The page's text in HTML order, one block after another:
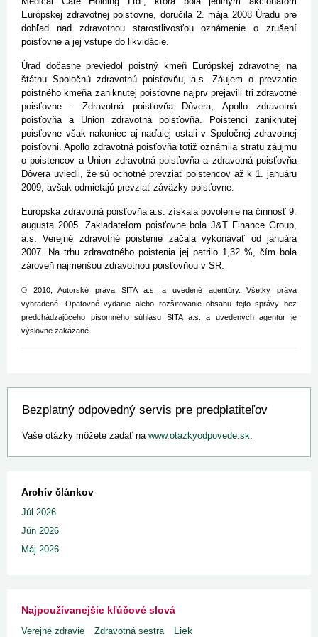
Európskej zdravotnej poisťovne, doručila 2. mája 2008 Úradu pre
dohľad nad zdravotnou starostlivosťou oznámenie o zrušení
poisťovne a jej vstupe do likvidácie.
Úrad dočasne previedol poistný kmeň Európskej zdravotnej na
štátnu Spoločnú zdravotnú poisťovňu, a.s. Záujem o prevzatie
poistného kmeňa zaniknutej poisťovne najprv prejavili tri zdravotné
poisťovne - Zdravotná poisťovňa Dôvera, Apollo zdravotná
poisťovňa a Union zdravotná poisťovňa. Poistenci zaniknutej
poisťovne však nakoniec aj naďalej ostali v Spoločnej zdravotnej
poisťovni. Apollo zdravotná poisťovňa totiž oznámila stratu záujmu
o poistencov a Union zdravotná poisťovňa a zdravotná poisťovňa
Dôvera uviedli, že sú ochotné prevziať poistencov až k 1. januáru
2009, avšak odmietajú prevziať záväzky poisťovne.
Európska zdravotná poisťovňa a.s. získala povolenie na činnosť 9.
augusta 2005. Zakladateľom poisťovne bola J&T Finance Group,
a.s. Verejné zdravotné poistenie začala vykonávať od januára
2007. Na trhu zdravotného poistenia jej patrilo 1,32 %, čím bola
zároveň najmenšou zdravotnou poisťovňou v SR.
© 2010, Autorské práva SITA a.s. a uvedené agentúry. Všetky práva
vyhradené. Opätovné vydanie alebo rozširovanie obsahu tejto správy bez
predchádzajúceho písomného súhlasu SITA a.s. a uvedených agentúr je
výslovne zakázané.
Bezplatný odpovedný servis pre predplatiteľov
Vaše otázky môžete zadať na www.otazkyodpovede.sk.
Archív článkov
Júl 2026
Jún 2026
Máj 2026
Najpoužívanejšie kľúčové slová
Verejné zdravie Zdravotná sestra Liek